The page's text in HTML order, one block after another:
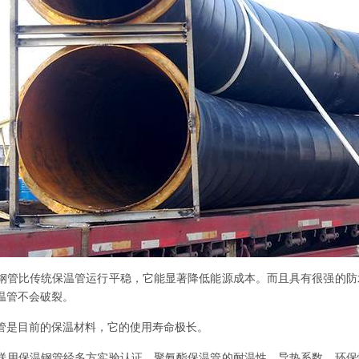
管比传统保温管运行平稳，它能显著降低能源成本。而且具有很强的
管不会破裂。
是目前的保温材料，它的使用寿命极长。